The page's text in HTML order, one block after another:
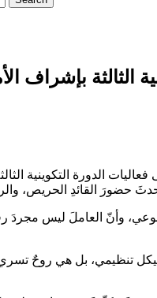
الثالثة بإشراف
الدورة التكوينية
الوعي، وأنّ العاملَ ليس
تنظيمي، بل هي روحٌ